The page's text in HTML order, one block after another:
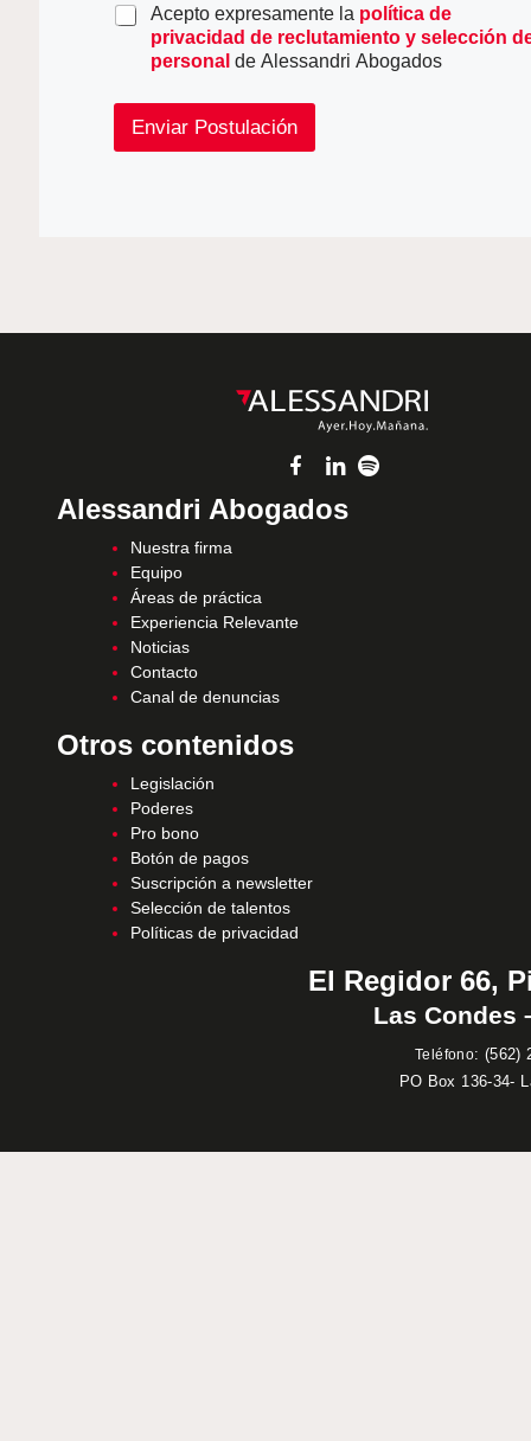
* Acepto expresamente la política de
privacidad de reclutamiento y selección
personal de Alessandri Abogados
Enviar Postulación
Alessandri Abogados
Nuestra firma
Equipo
Áreas de práctica
Experiencia Relevante
Noticias
Contacto
Canal de denuncias
Otros contenidos
Legislación
Poderes
Pro bono
Botón de pagos
Suscripción a newsletter
Selección de talentos
Políticas de privacidad
El Regidor 66,
Las Condes
Teléfono: (562)
PO Box 136-34-